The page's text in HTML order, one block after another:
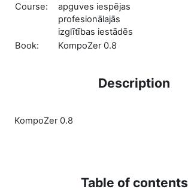
Course:
apguves iespējas
profesionālajās
izglītības iestādēs
Book:
KompoZer 0.8
Description
KompoZer 0.8
Table of contents